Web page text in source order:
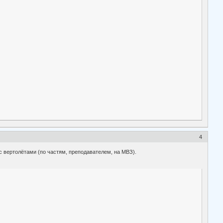
4
(по частям, преподавателем, на МВЗ).